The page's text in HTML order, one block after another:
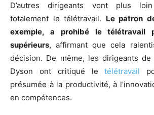
D’autres dirigeants vont plus
totalement le télétravail. Le patron
exemple, a prohibé le télétravail
supérieurs, affirmant que cela
décision. De même, les dirigeants
Dyson ont critiqué letélétravail
présumée à la productivité, à
en compétences.